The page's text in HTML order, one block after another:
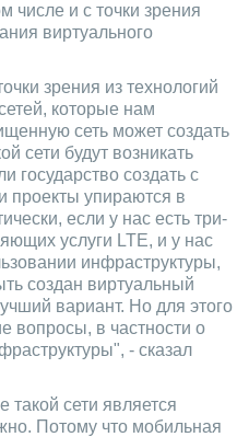
числе и с точки зрения
виртуального
зрения из технологий
которые нам
сеть может создать
сети будут возникать
государство создать с
проекты упираются в
если у нас есть три-
услуги LTE, и у нас
инфраструктуры,
создан виртуальный
вариант. Но для этого
вопросы, в частности о
- сказал
такой сети является
Потому что мобильная